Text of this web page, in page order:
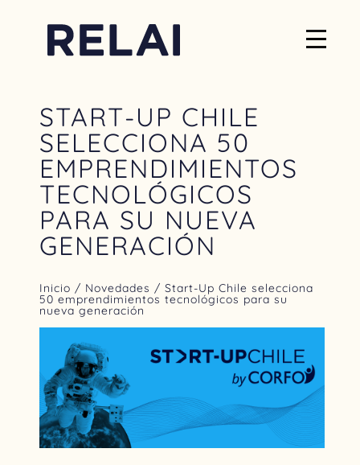
START-UP CHILE
SELECCIONA 50
EMPRENDIMIENTOS
TECNOLÓGICOS
PARA SU NUEVA
GENERACIÓN
Inicio / Novedades / Start-Up Chile selecciona
50 emprendimientos tecnológicos para su
nueva generación